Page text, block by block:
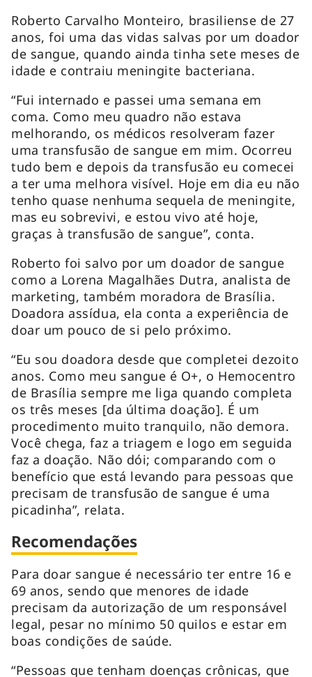
Roberto Carvalho Monteiro, brasiliense de 27
anos, foi uma das vidas salvas por um doador
de sangue, quando ainda tinha sete meses de
idade e contraiu meningite bacteriana.
“Fui internado e passei uma semana em
coma. Como meu quadro não estava
melhorando, os médicos resolveram fazer
uma transfusão de sangue em mim. Ocorreu
tudo bem e depois da transfusão eu comecei
a ter uma melhora visível. Hoje em dia eu não
tenho quase nenhuma sequela de meningite,
mas eu sobrevivi, e estou vivo até hoje,
graças à transfusão de sangue”, conta.
Roberto foi salvo por um doador de sangue
como a Lorena Magalhães Dutra, analista de
marketing, também moradora de Brasília.
Doadora assídua, ela conta a experiência de
doar um pouco de si pelo próximo.
“Eu sou doadora desde que completei dezoito
anos. Como meu sangue é O+, o Hemocentro
de Brasília sempre me liga quando completa
os três meses [da última doação]. É um
procedimento muito tranquilo, não demora.
Você chega, faz a triagem e logo em seguida
faz a doação. Não dói; comparando com o
benefício que está levando para pessoas que
precisam de transfusão de sangue é uma
picadinha”, relata.
Recomendações
Para doar sangue é necessário ter entre 16 e
69 anos, sendo que menores de idade
precisam da autorização de um responsável
legal, pesar no mínimo 50 quilos e estar em
boas condições de saúde.
“Pessoas que tenham doenças crônicas, que